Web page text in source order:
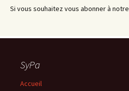
Si vous souhaitez vous abonner à notre
SyPa
Accueil